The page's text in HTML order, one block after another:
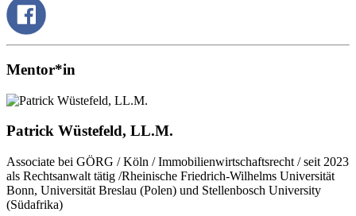
Mentor*in
Patrick Wüstefeld, LL.M.
Associate bei GÖRG / Köln / Immobilienwirtschaftsrecht / seit 2023
als Rechtsanwalt tätig /Rheinische Friedrich-Wilhelms Universität
Bonn, Universität Breslau (Polen) und Stellenbosch University
(Südafrika)